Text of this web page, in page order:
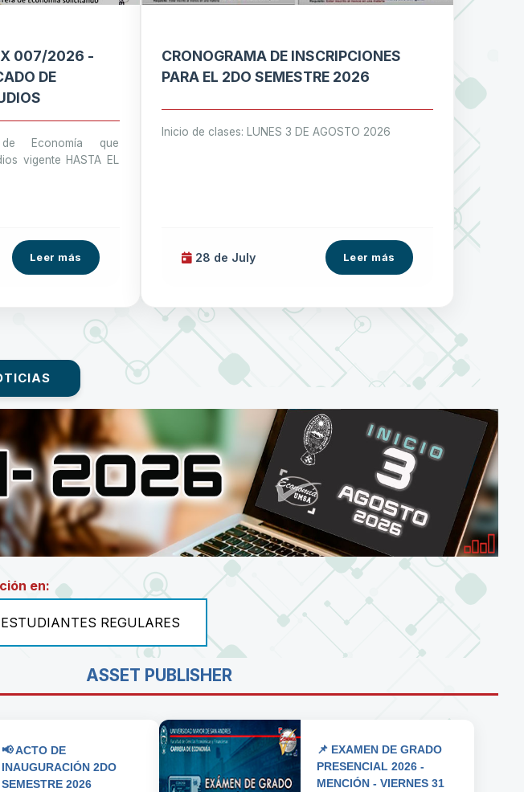
007/2026 -
DE
Economía que
vigente HASTA EL
Leer más
CRONOGRAMA DE INSCRIPCIONES
PARA EL 2DO SEMESTRE 2026
Inicio de clases: LUNES 3 DE AGOSTO 2026
28 de July Leer más
en:
ESTUDIANTES REGULARES
ASSET PUBLISHER
📢 ACTO DE
INAUGURACIÓN 2DO
SEMESTRE 2026
📌 EXAMEN DE GRADO
PRESENCIAL 2026 -
MENCIÓN - VIERNES 31